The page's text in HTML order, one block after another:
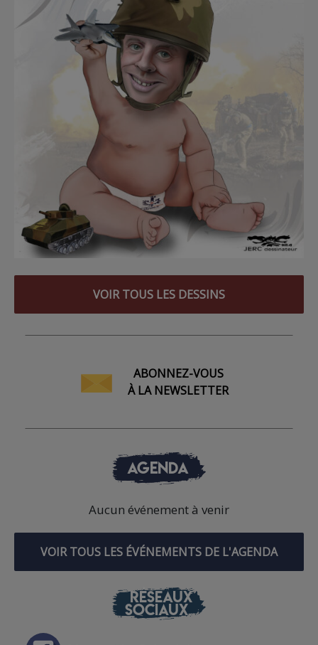
VOIR TOUS LES DESSINS
ABONNEZ-VOUS
À LA NEWSLETTER
AGENDA
Aucun événement à venir
VOIR TOUS LES ÉVÉNEMENTS DE L'AGENDA
RÉSEAUX
SOCIAUX